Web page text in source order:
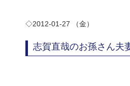
◇2012-01-27 （金）
志賀直哉のお孫さん夫